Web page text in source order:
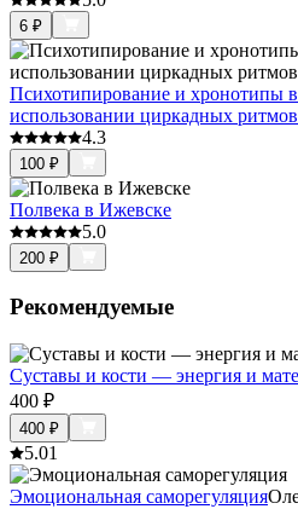
6 ₽
Психотипирование и хронотипы
использовании циркадных
4.3
100 ₽
Полвека в Ижевске
5.0
200 ₽
Рекомендуемые
Суставы и кости — энергия и
400 ₽
400 ₽
5.01
Эмоциональная саморегуляция